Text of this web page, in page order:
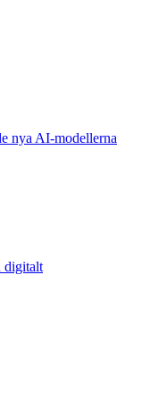
nya AI-modellerna
digitalt